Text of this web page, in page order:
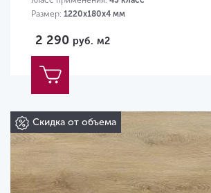
Размер: 1220х180х4 мм
2 290 руб. м2
Скидка от объема